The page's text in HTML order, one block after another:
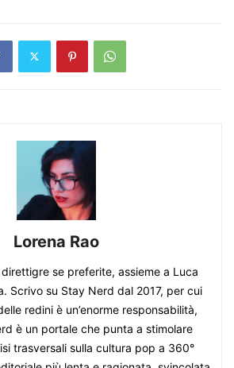
Lorena Rao
se preferite, assieme a Luca
Scrivo su Stay Nerd dal 2017, per cui
redini è un’enorme responsabilità,
è un portale che punta a stimolare
trasversali sulla cultura pop a 360°